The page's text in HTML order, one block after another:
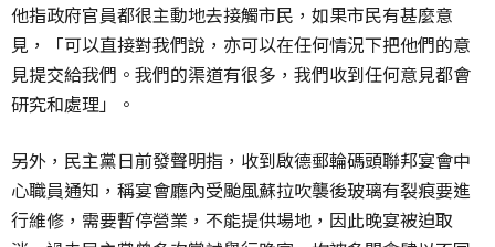
他指政府官員都很主動地去接觸市民，如果市民有甚麼意
見，「可以直接對我們說，亦可以在任何情況下把他們的意
見提交給我們。我們的渠道有很多，我們收到任何意見都會
研究和處理」。
另外，民主黨日前發聲明指，收到啟德郵輪碼頭聯邦宴會中
心職員通知，稱宴會廳內受颱風蘇拉吹襲後玻璃有裂痕要進
行維修，需要暫停營業，不能提供場地，因此晚宴被迫取